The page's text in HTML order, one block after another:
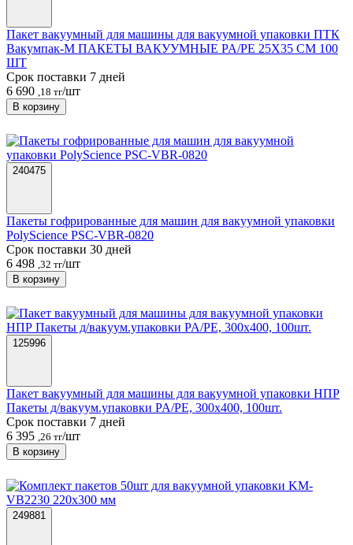
Пакет вакуумный для машины для вакуумной упаковки ПТК
Вакумпак-М ПАКЕТЫ ВАКУУМНЫЕ PA/PE 25Х35 СМ 100
ШТ
Срок поставки 7 дней
6 690 ,18 тг/шт
В корзину
240475
Пакеты гофрированные для машин для вакуумной упаковки
PolyScience PSC-VBR-0820
Срок поставки 30 дней
6 498 ,32 тг/шт
В корзину
125996
Пакет вакуумный для машины для вакуумной упаковки НПР
Пакеты д/вакуум.упаковки PA/PE, 300х400, 100шт.
Срок поставки 7 дней
6 395 ,26 тг/шт
В корзину
249881